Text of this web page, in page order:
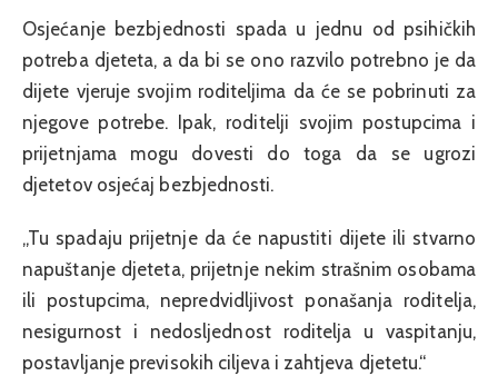
Osjećanje bezbjednosti spada u jednu od psihičkih
potreba djeteta, a da bi se ono razvilo potrebno je da
dijete vjeruje svojim roditeljima da će se pobrinuti za
njegove potrebe. Ipak, roditelji svojim postupcima i
prijetnjama mogu dovesti do toga da se ugrozi
djetetov osjećaj bezbjednosti.
„Tu spadaju prijetnje da će napustiti dijete ili stvarno
napuštanje djeteta, prijetnje nekim strašnim osobama
ili postupcima, nepredvidljivost ponašanja roditelja,
nesigurnost i nedosljednost roditelja u vaspitanju,
postavljanje previsokih ciljeva i zahtjeva djetetu.“